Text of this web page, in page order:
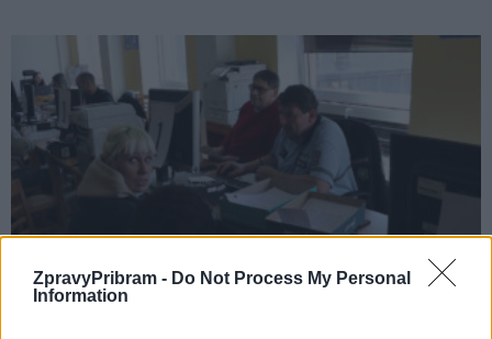
ZpravyPribram - Do Not Process My Personal
Information
Činnosti Krajského asistenčního centra